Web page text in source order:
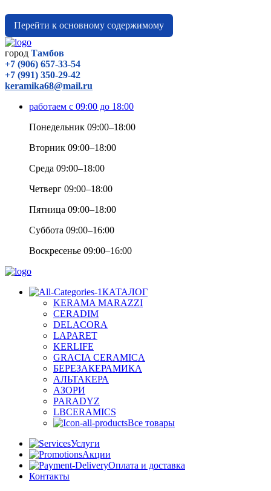
Перейти к основному содержимому
город Тамбов
+7 (906) 657-33-54
+7 (991) 350-29-42
keramika68@mail.ru
работаем с 09:00 до 18:00
Понедельник 09:00–18:00
Вторник 09:00–18:00
Среда 09:00–18:00
Четверг 09:00–18:00
Пятница 09:00–18:00
Суббота 09:00–16:00
Воскресенье 09:00–16:00
КАТАЛОГ
KERAMA MARAZZI
CERADIM
DELACORA
LAPARET
KERLIFE
GRACIA CERAMICA
БЕРЕЗАКЕРАМИКА
АЛЬТАКЕРА
АЗОРИ
PARADYZ
LBCERAMICS
Все товары
Услуги
Акции
Оплата и доставка
Контакты